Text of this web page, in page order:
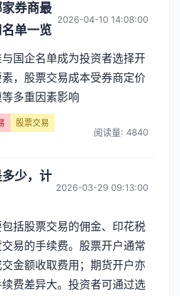
券商最
单一览
2026-04-10 14:08:00
国企名单成为投资者选择开
，股票交易成本受券商定价
多重因素影响
股票交易
阅读量: 4840
少，计
2026-03-29 09:13:00
括股票交易的佣金、印花税
易的手续费。股票开户通常
金额收取费用；期货开户亦
费差异大。投资者可通过选